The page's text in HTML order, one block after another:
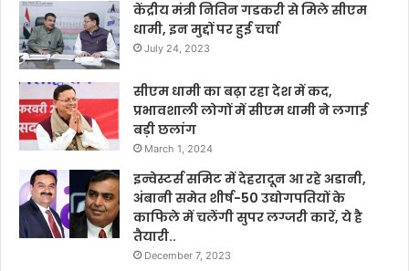
केंद्रीय मंत्री नितिन गडकरी से मिले सीएम
धामी, इन मुद्दों पर हुई चर्चा
July 24, 2023
सीएम धामी का बढ़ा रहा देश में कद,
प्रभावशाली लोगों में सीएम धामी ने लगाई
बड़ी छलांग
March 1, 2024
इन्वेस्टर्स समिट में देहरादून आ रहे अडानी,
अंबानी समेत शीर्ष-50 उद्योगपतियों के
काफिले में चलेंगी सुपर लग्जरी कारें, ये है
तैयारी..
December 7, 2023